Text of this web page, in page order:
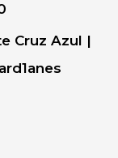
Cruz Azul |